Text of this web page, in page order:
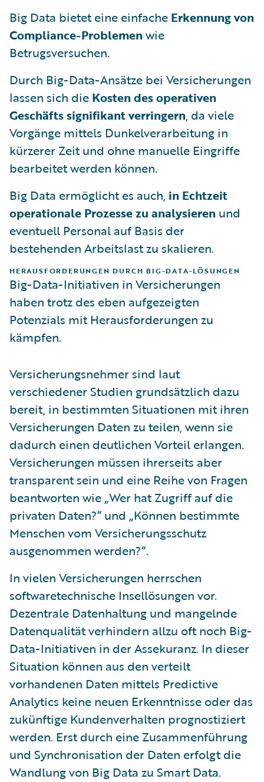
Big Data bietet eine einfache Erkennung von
Compliance-Problemenwie
Betrugsversuchen.
Durch Big-Data-Ansätze bei Versicherungen
lassen sich die Kosten des operativen
Geschäfts signifikant verringern, da viele
Vorgänge mittels Dunkelverarbeitung in
kürzerer Zeit und ohne manuelle Eingriffe
bearbeitet werden können.
Big Data ermöglicht es auch, in Echtzeit
operationale Prozesse zu analysieren und
eventuell Personal auf Basis der
bestehenden Arbeitslast zu skalieren.
HERAUSFORDERUNGEN DURCH BIG-DATA-LÖSUNGEN
Big-Data-Initiativen in Versicherungen
haben trotz des eben aufgezeigten
Potenzials mit Herausforderungen zu
kämpfen.
Versicherungsnehmer sind laut
verschiedener Studien grundsätzlich dazu
bereit, in bestimmten Situationen mit ihren
Versicherungen Daten zu teilen, wenn sie
dadurch einen deutlichen Vorteil erlangen.
Versicherungen müssen ihrerseits aber
transparent sein und eine Reihe von Fragen
beantworten wie „Wer hat Zugriff auf die
privaten Daten?“ und „Können bestimmte
Menschen vom Versicherungsschutz
ausgenommen werden?“.
In vielen Versicherungen herrschen
softwaretechnische Insellösungen vor.
Dezentrale Datenhaltung und mangelnde
Datenqualität verhindern allzu oft noch Big-
Data-Initiativen in der Assekuranz. In dieser
Situation können aus den verteilt
vorhandenen Daten mittels Predictive
Analytics keine neuen Erkenntnisse oder das
zukünftige Kundenverhalten prognostiziert
werden. Erst durch eine Zusammenführung
und Synchronisation der Daten erfolgt die
Wandlung von Big Data zu Smart Data.